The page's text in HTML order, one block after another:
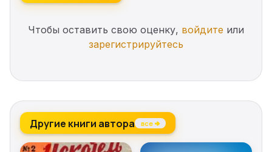
Чтобы оставить свою оценку, войдите или
зарегистрируйтесь
Другие книги автора все →